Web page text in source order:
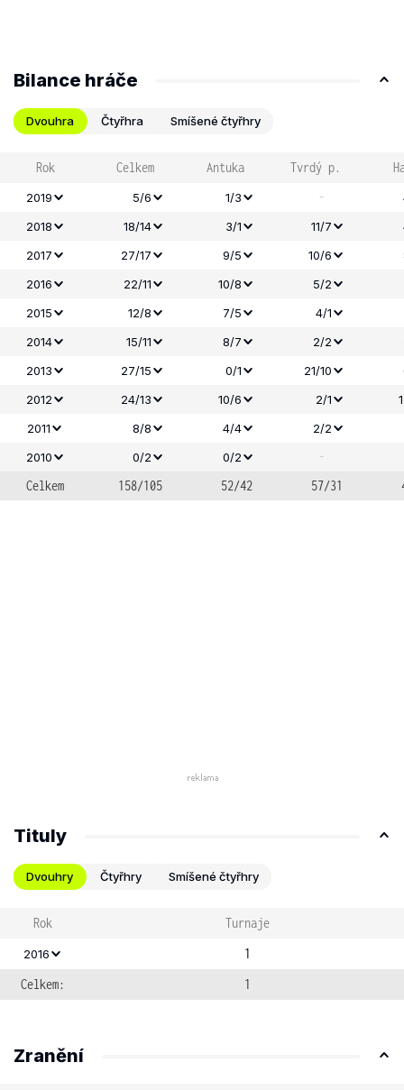
Bilance hráče
Dvouhra Čtyřhra Smíšené čtyřhry
Rok Celkem Antuka Tvrdý p.
2019 5/6 1/3 -
2018
18/14 3/1 11/7
2017
27/17 9/5 10/6
2016
22/11 10/8
5/2
2015
12/8 7/5
4/1
2014
15/11 8/7 2/2
2013
27/15 0/1 21/10
2012
24/13 10/6 2/1
2011
8/8 4/4 2/2
2010
0/2 0/2
-
Celkem
158/105 52/42 57/31
Tituly
Dvouhry Čtyřhry Smíšené čtyřhry
Rok Turnaje
2016
1
Celkem:
1
Zranění